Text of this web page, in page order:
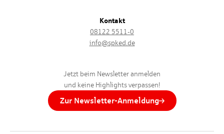
Kontakt
08122 5511-0
info@spked.de
Jetzt beim Newsletter anmelden
und keine Highlights verpassen!
Zur Newsletter-Anmeldung